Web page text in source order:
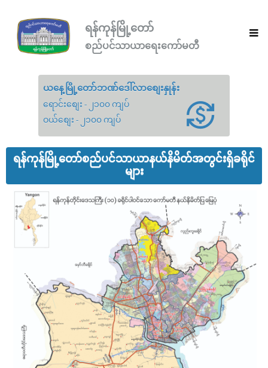
ရန်ကုန်မြို့တော်
စည်ပင်သာယာရေးကော်မတီ
ယနေ့မြို့တော်ဘဏ်ဒေါ်လာစျေးနှုန်း
ရောင်းစျေး - ၂၁၀၀ ကျပ်
ဝယ်စျေး - ၂၁၀၀ ကျပ်
ရန်ကုန်မြို့တော်စည်ပင်သာယာနယ်နိမိတ်အတွင်းရှိခရိုင်
များ